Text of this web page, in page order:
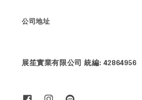
公司地址
展笙實業有限公司 統編: 42864956